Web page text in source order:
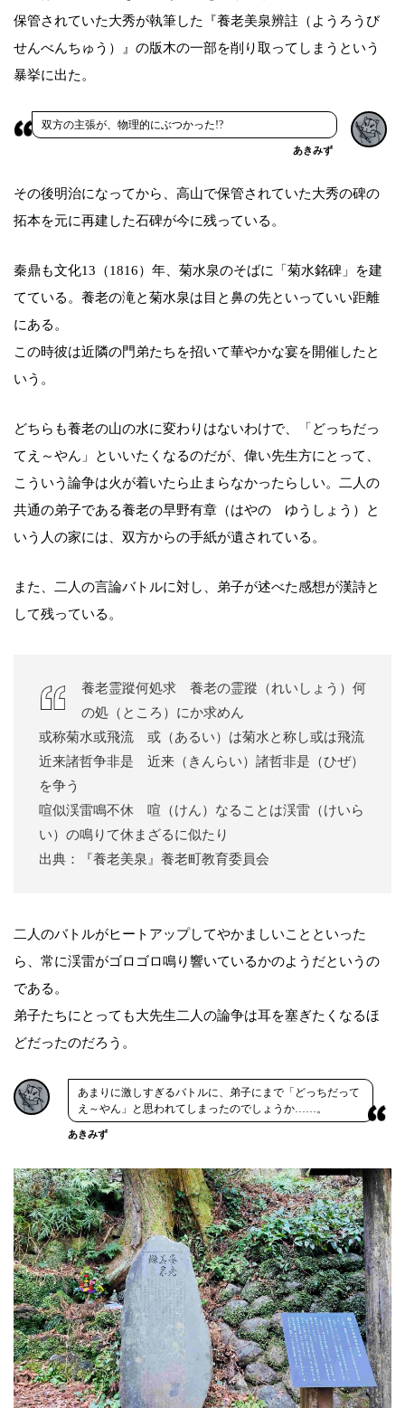
保管されていた大秀が執筆した『養老美泉辨註（ようろうび
せんべんちゅう）』の版木の一部を削り取ってしまうという
暴挙に出た。
双方の主張が、物理的にぶつかった!?
あきみず
その後明治になってから、高山で保管されていた大秀の碑の
拓本を元に再建した石碑が今に残っている。
秦鼎も文化13（1816）年、菊水泉のそばに「菊水銘碑」を建
てている。養老の滝と菊水泉は目と鼻の先といっていい距離
にある。
この時彼は近隣の門弟たちを招いて華やかな宴を開催したと
いう。
どちらも養老の山の水に変わりはないわけで、「どっちだっ
てえ～やん」といいたくなるのだが、偉い先生方にとって、
こういう論争は火が着いたら止まらなかったらしい。二人の
共通の弟子である養老の早野有章（はやの ゆうしょう）と
いう人の家には、双方からの手紙が遺されている。
また、二人の言論バトルに対し、弟子が述べた感想が漢詩と
して残っている。
養老霊蹤何処求 養老の霊蹤（れいしょう）何
の処（ところ）にか求めん
或称菊水或飛流 或（あるい）は菊水と称し或は飛流
近来諸哲争非是 近来（きんらい）諸哲非是（ひぜ）
を争う
喧似渓雷鳴不休 喧（けん）なることは渓雷（けいら
い）の鳴りて休まざるに似たり
出典：『養老美泉』養老町教育委員会
二人のバトルがヒートアップしてやかましいことといった
ら、常に渓雷がゴロゴロ鳴り響いているかのようだというの
である。
弟子たちにとっても大先生二人の論争は耳を塞ぎたくなるほ
どだったのだろう。
あまりに激しすぎるバトルに、弟子にまで「どっちだって
え～やん」と思われてしまったのでしょうか……。
あきみず